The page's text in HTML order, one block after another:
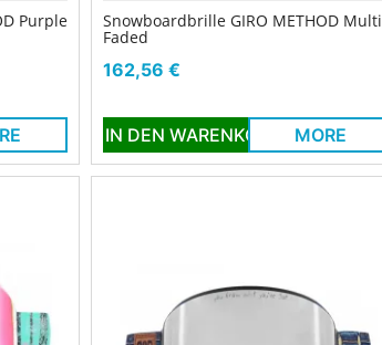
Purple Snowboardbrille GIRO METHOD Multi
Faded
Preis
162,56 €
IN DEN WARENKORB MORE